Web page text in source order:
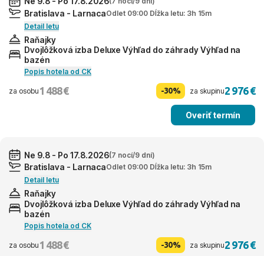
Bratislava - LarnacaOdlet 09:00 Dĺžka letu: 3h 15m
Detail letu
Raňajky
Dvojlôžková izba Deluxe Výhľad do záhrady Výhľad na
bazén
Popis hotela od CK
za osobu 1 488 € -30% za skupinu2 976 €
Overiť termín
Ne 9.8 - Po 17.8.2026(7 nocí/9 dní)
Bratislava - LarnacaOdlet 09:00 Dĺžka letu: 3h 15m
Detail letu
Raňajky
Dvojlôžková izba Deluxe Výhľad do záhrady Výhľad na
bazén
Popis hotela od CK
za osobu 1 488 € -30% za skupinu2 976 €